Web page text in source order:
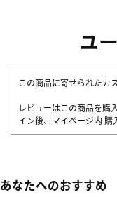
ユ
この商品に寄せられたカ
レビューはこの商品を購
イン後、マイページ内 購
あなたへのおすすめ